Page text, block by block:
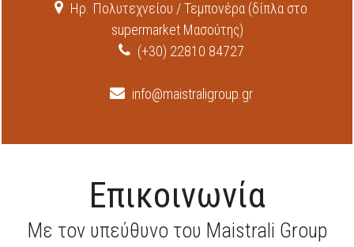
Ηρ. Πολυτεχνείου / Τεμπονέρα (δίπλα στο
supermarket Μασούτης)
(+30) 22810 84727
info@maistraligroup.gr
Επικοινωνία
Με τον υπεύθυνο του Maistrali Group